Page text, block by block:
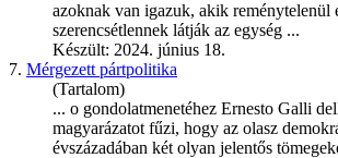
azoknak van igazuk, akik reménytelenül
szerencsétlennek látják az egység ...
Készült: 2024. június 18.
7. Mérgezett pártpolitika
(Tartalom)
... o gondolatmenetéhez Ernesto Galli
magyarázatot fűzi, hogy az olasz
évszázadában két olyan jelentős